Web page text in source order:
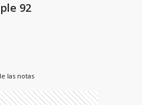
92
las notas